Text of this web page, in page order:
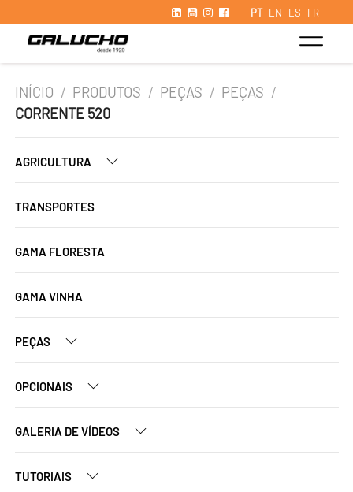
PT EN ES FR
INÍCIO / PRODUTOS / PEÇAS / PEÇAS /
CORRENTE 520
AGRICULTURA
TRANSPORTES
GAMA FLORESTA
GAMA VINHA
PEÇAS
OPCIONAIS
GALERIA DE VÍDEOS
TUTORIAIS